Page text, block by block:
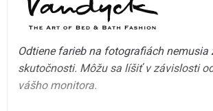
Odtiene farieb na fotografiách nemusia
skutočnosti. Môžu sa líšiť v závislosti
vášho monitora.